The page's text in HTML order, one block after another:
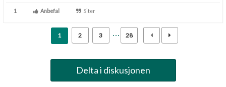
1 Anbefal Siter
1 2 3 28
Delta i diskusjonen